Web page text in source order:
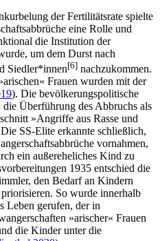
der Fertilitätsrate spielte
eine Rolle und
die Institution der
um dem Durst nach
Siedler*innen[6] nachzukommen.
Frauen wurden mit der
). Die bevölkerungspolitische
Überführung des Abbruchs als
»Angriffe aus Rasse und
SS-Elite erkannte schließlich,
vornahmen,
ein außereheliches Kind zu
1935 entschied die
den Bedarf an Kindern
So wurde innerhalb
Leben gerufen, der in
»arischer« Frauen
die Kinder unter die